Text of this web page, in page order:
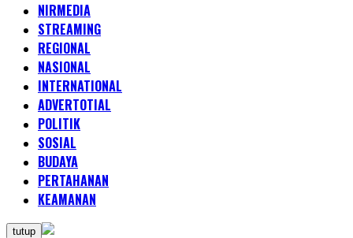
NIRMEDIA
STREAMING
REGIONAL
NASIONAL
INTERNATIONAL
ADVERTOTIAL
POLITIK
SOSIAL
BUDAYA
PERTAHANAN
KEAMANAN
tutup